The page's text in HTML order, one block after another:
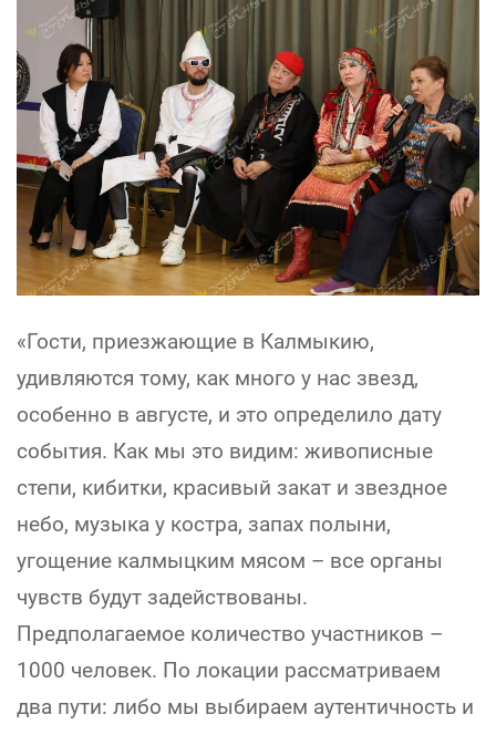
«Гости, приезжающие в Калмыкию,
удивляются тому, как много у нас звезд,
особенно в августе, и это определило дату
события. Как мы это видим: живописные
степи, кибитки, красивый закат и звездное
небо, музыка у костра, запах полыни,
угощение калмыцким мясом – все органы
чувств будут задействованы.
Предполагаемое количество участников –
1000 человек. По локации рассматриваем
два пути: либо мы выбираем аутентичность и